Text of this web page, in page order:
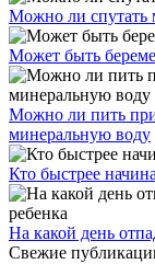
Можно ли спутать
Может быть
Можно ли пить
минеральную воду
Кто быстрее
На какой день
Свежие